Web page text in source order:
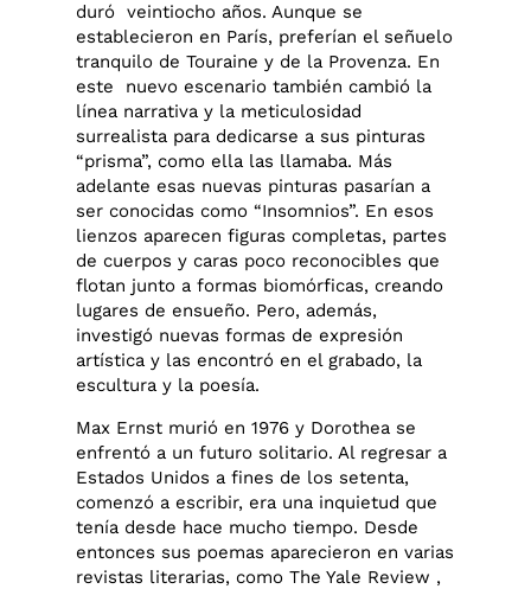
duró veintiocho años. Aunque se
establecieron en París, preferían el señuelo
tranquilo de Touraine y de la Provenza. En
este nuevo escenario también cambió la
línea narrativa y la meticulosidad
surrealista para dedicarse a sus pinturas
“prisma”, como ella las llamaba. Más
adelante esas nuevas pinturas pasarían a
ser conocidas como “Insomnios”. En esos
lienzos aparecen figuras completas, partes
de cuerpos y caras poco reconocibles que
flotan junto a formas biomórficas, creando
lugares de ensueño. Pero, además,
investigó nuevas formas de expresión
artística y las encontró en el grabado, la
escultura y la poesía.
Max Ernst murió en 1976 y Dorothea se
enfrentó a un futuro solitario. Al regresar a
Estados Unidos a fines de los setenta,
comenzó a escribir, era una inquietud que
tenía desde hace mucho tiempo. Desde
entonces sus poemas aparecieron en varias
revistas literarias, como The Yale Review ,